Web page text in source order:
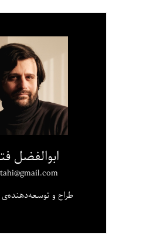
ابوالفضل
طراح و توسعه‌دهنده‌ی